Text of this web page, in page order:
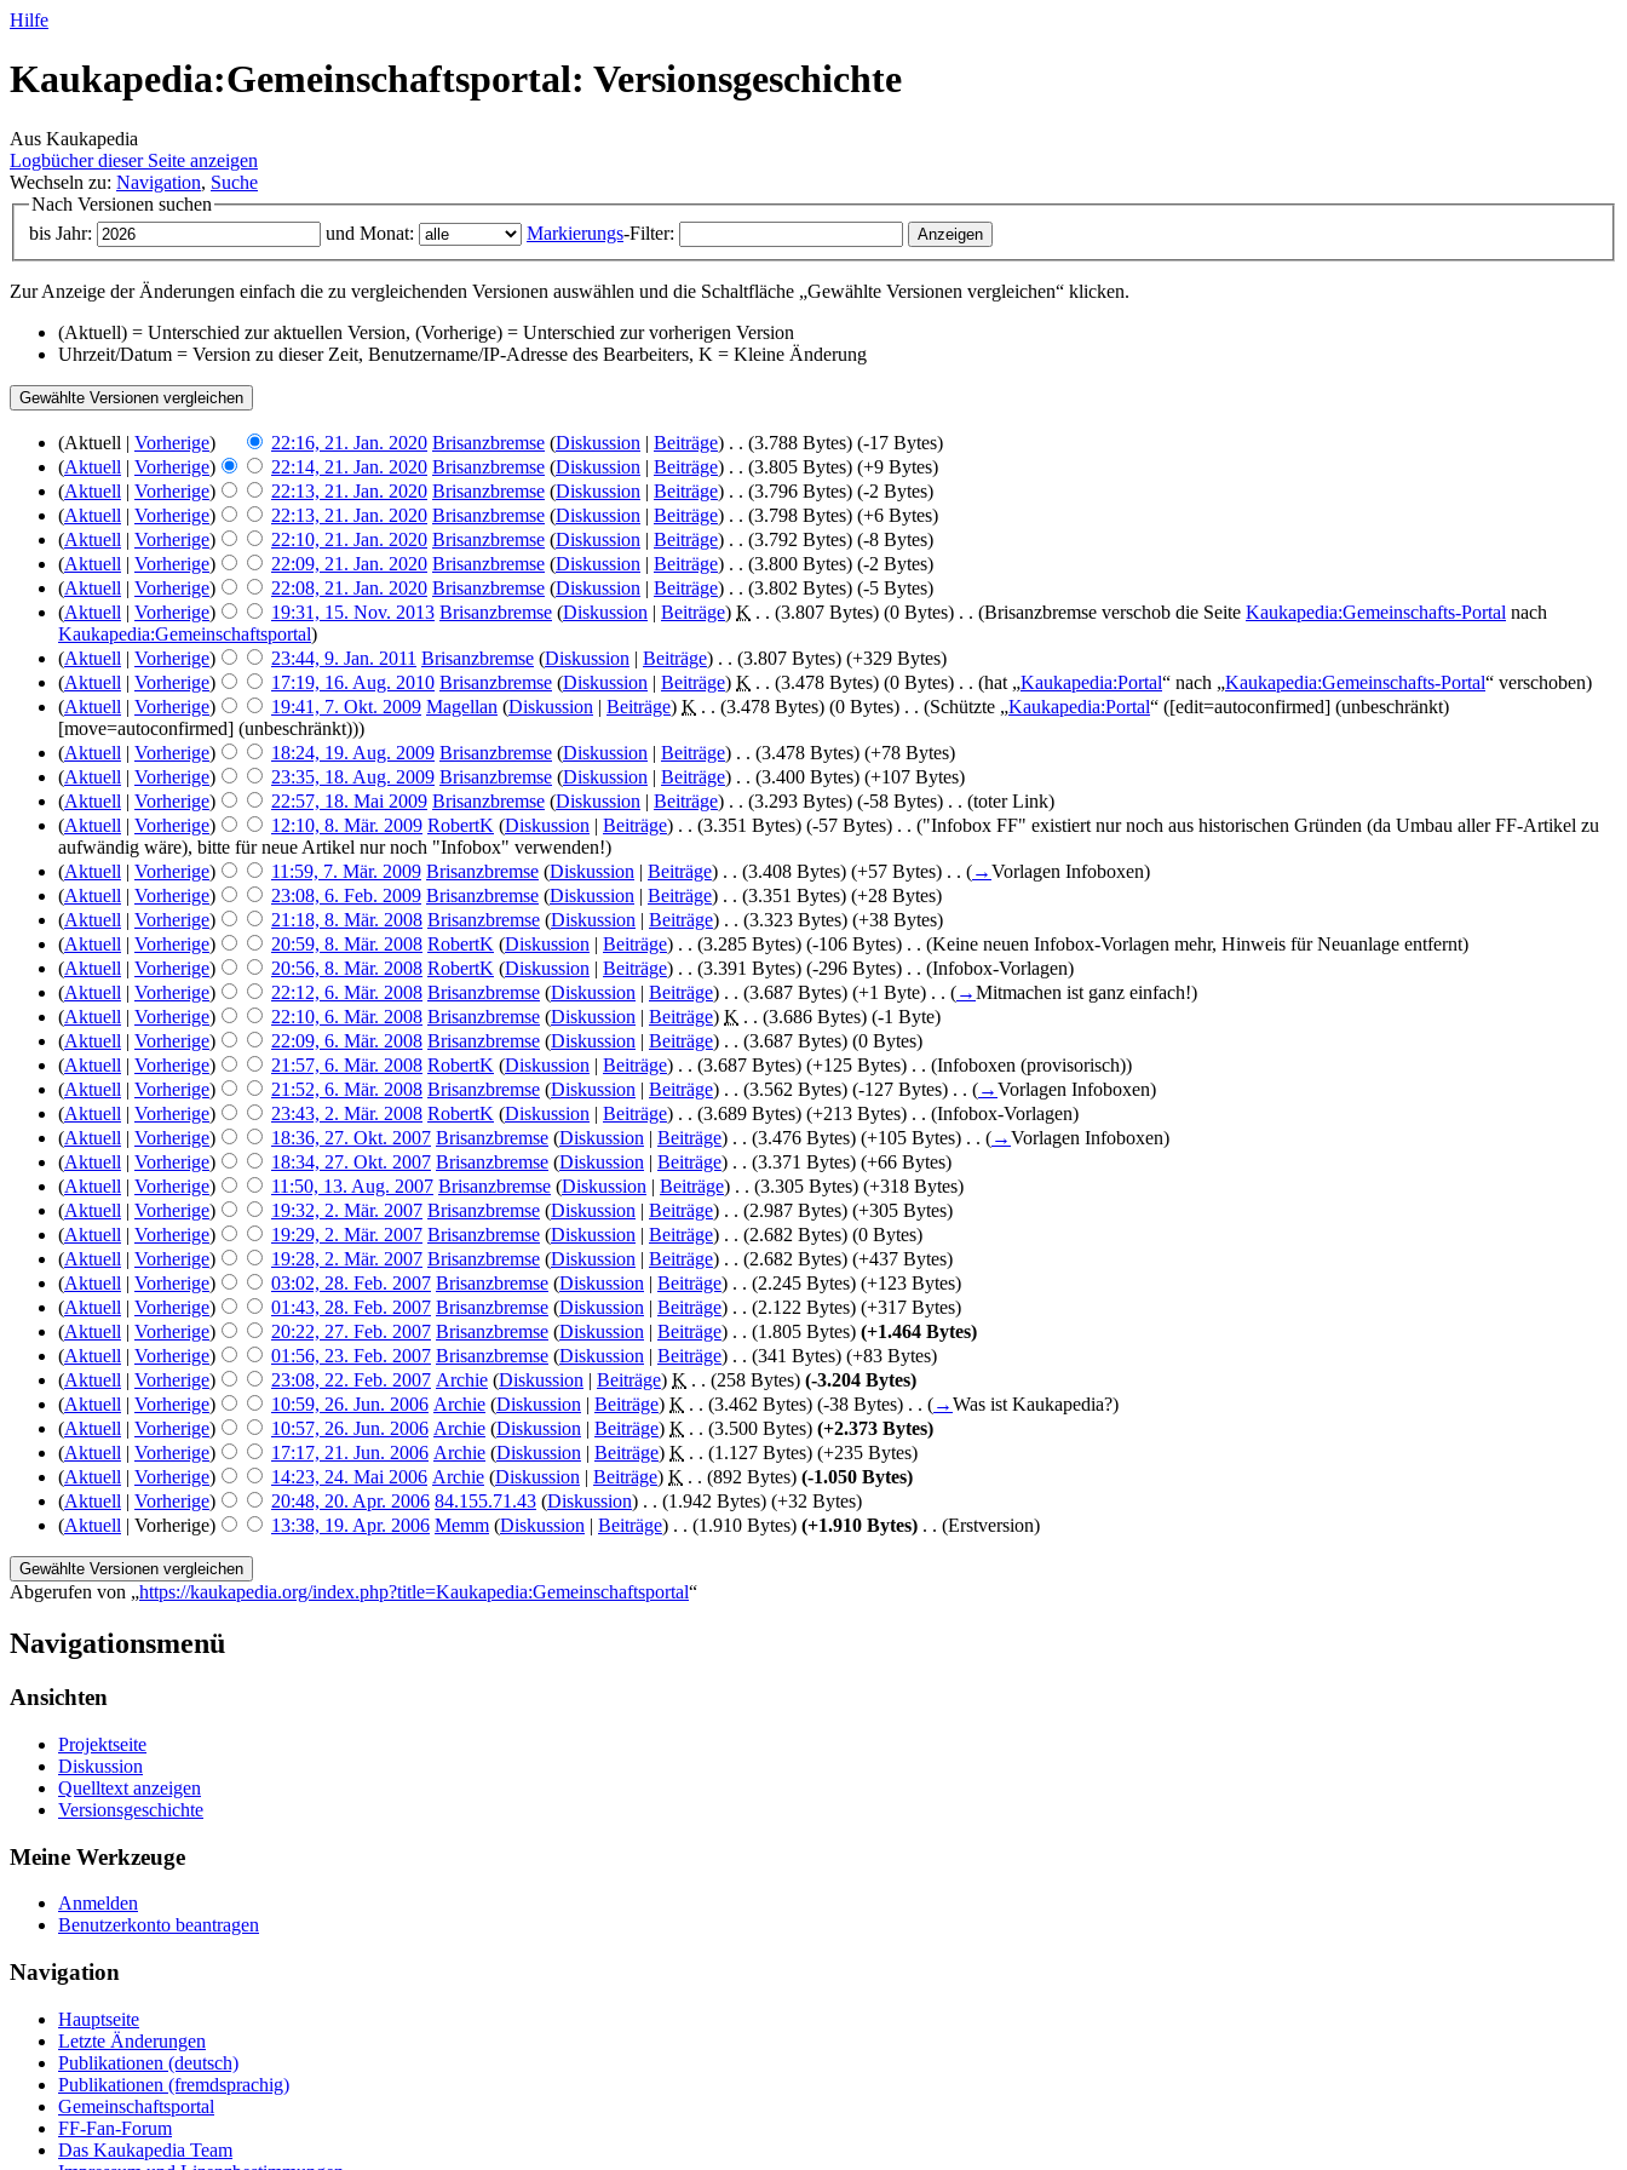
Hilfe
Kaukapedia:Gemeinschaftsportal: Versionsgeschichte
Aus Kaukapedia
Logbücher dieser Seite anzeigen
Wechseln zu: Navigation, Suche
Nach Versionen suchen
bis Jahr:
und Monat: Markierungs-Filter:
Zur Anzeige der Änderungen einfach die zu vergleichenden Versionen auswählen und die Schaltfläche „Gewählte Versionen vergleichen“ klicken.
(Aktuell) = Unterschied zur aktuellen Version, (Vorherige) = Unterschied zur vorherigen Version
Uhrzeit/Datum = Version zu dieser Zeit, Benutzername/IP-Adresse des Bearbeiters, K = Kleine Änderung
(Aktuell | Vorherige) 22:16, 21. Jan. 2020 Brisanzbremse (Diskussion Beiträge) . . (3.788 Bytes) (-17 Bytes)
(Aktuell Vorherige) 22:14, 21. Jan. 2020 Brisanzbremse (Diskussion Beiträge) . . (3.805 Bytes) (+9 Bytes)
(Aktuell Vorherige) 22:13, 21. Jan. 2020 Brisanzbremse (Diskussion Beiträge) . . (3.796 Bytes) (-2 Bytes)
(Aktuell Vorherige) 22:13, 21. Jan. 2020 Brisanzbremse (Diskussion Beiträge) . . (3.798 Bytes) (+6 Bytes)
(Aktuell Vorherige) 22:10, 21. Jan. 2020 Brisanzbremse (Diskussion Beiträge) . . (3.792 Bytes) (-8 Bytes)
(Aktuell Vorherige) 22:09, 21. Jan. 2020 Brisanzbremse (Diskussion Beiträge) . . (3.800 Bytes) (-2 Bytes)
(Aktuell Vorherige) 22:08, 21. Jan. 2020 Brisanzbremse (Diskussion Beiträge) . . (3.802 Bytes) (-5 Bytes)
(Aktuell Vorherige) 19:31, 15. Nov. 2013 Brisanzbremse (Diskussion Beiträge) K . . (3.807 Bytes) (0 Bytes) . . (Brisanzbremse verschob die Seite Kaukapedia:Gemeinschafts-Portal nach
Kaukapedia:Gemeinschaftsportal)
(Aktuell Vorherige) 23:44, 9. Jan. 2011 Brisanzbremse (Diskussion Beiträge) . . (3.807 Bytes) (+329 Bytes)
(Aktuell Vorherige) 17:19, 16. Aug. 2010 Brisanzbremse (Diskussion Beiträge) K . . (3.478 Bytes) (0 Bytes) . . (hat „Kaukapedia:Portal“ nach „Kaukapedia:Gemeinschafts-Portal“ verschoben)
(Aktuell Vorherige) 19:41, 7. Okt. 2009 Magellan (Diskussion Beiträge) K . . (3.478 Bytes) (0 Bytes) . . (Schützte „Kaukapedia:Portal“ ([edit=autoconfirmed] (unbeschränkt)
[move=autoconfirmed] (unbeschränkt)))
(Aktuell Vorherige) 18:24, 19. Aug. 2009 Brisanzbremse (Diskussion Beiträge) . . (3.478 Bytes) (+78 Bytes)
(Aktuell Vorherige) 23:35, 18. Aug. 2009 Brisanzbremse (Diskussion Beiträge) . . (3.400 Bytes) (+107 Bytes)
(Aktuell Vorherige) 22:57, 18. Mai 2009 Brisanzbremse (Diskussion Beiträge) . . (3.293 Bytes) (-58 Bytes) . . (toter Link)
(Aktuell Vorherige) 12:10, 8. Mär. 2009 RobertK (Diskussion Beiträge) . . (3.351 Bytes) (-57 Bytes) . . ("Infobox FF" existiert nur noch aus historischen Gründen (da Umbau aller FF-Artikel zu
aufwändig wäre), bitte für neue Artikel nur noch "Infobox" verwenden!)
(Aktuell Vorherige) 11:59, 7. Mär. 2009 Brisanzbremse (Diskussion Beiträge) . . (3.408 Bytes) (+57 Bytes) . . (→Vorlagen Infoboxen)
(Aktuell Vorherige) 23:08, 6. Feb. 2009 Brisanzbremse (Diskussion Beiträge) . . (3.351 Bytes) (+28 Bytes)
(Aktuell Vorherige) 21:18, 8. Mär. 2008 Brisanzbremse (Diskussion Beiträge) . . (3.323 Bytes) (+38 Bytes)
(Aktuell Vorherige) 20:59, 8. Mär. 2008 RobertK (Diskussion Beiträge) . . (3.285 Bytes) (-106 Bytes) . . (Keine neuen Infobox-Vorlagen mehr, Hinweis für Neuanlage entfernt)
(Aktuell Vorherige) 20:56, 8. Mär. 2008 RobertK (Diskussion Beiträge) . . (3.391 Bytes) (-296 Bytes) . . (Infobox-Vorlagen)
(Aktuell Vorherige) 22:12, 6. Mär. 2008 Brisanzbremse (Diskussion Beiträge) . . (3.687 Bytes) (+1 Byte) . . (→Mitmachen ist ganz einfach!)
(Aktuell Vorherige) 22:10, 6. Mär. 2008 Brisanzbremse (Diskussion Beiträge) K . . (3.686 Bytes) (-1 Byte)
(Aktuell Vorherige) 22:09, 6. Mär. 2008 Brisanzbremse (Diskussion Beiträge) . . (3.687 Bytes) (0 Bytes)
(Aktuell Vorherige) 21:57, 6. Mär. 2008 RobertK (Diskussion Beiträge) . . (3.687 Bytes) (+125 Bytes) . . (Infoboxen (provisorisch))
(Aktuell Vorherige) 21:52, 6. Mär. 2008 Brisanzbremse (Diskussion Beiträge) . . (3.562 Bytes) (-127 Bytes) . . (→Vorlagen Infoboxen)
(Aktuell Vorherige) 23:43, 2. Mär. 2008 RobertK (Diskussion Beiträge) . . (3.689 Bytes) (+213 Bytes) . . (Infobox-Vorlagen)
(Aktuell Vorherige) 18:36, 27. Okt. 2007 Brisanzbremse (Diskussion Beiträge) . . (3.476 Bytes) (+105 Bytes) . . (→Vorlagen Infoboxen)
(Aktuell Vorherige) 18:34, 27. Okt. 2007 Brisanzbremse (Diskussion Beiträge) . . (3.371 Bytes) (+66 Bytes)
(Aktuell Vorherige) 11:50, 13. Aug. 2007 Brisanzbremse (Diskussion Beiträge) . . (3.305 Bytes) (+318 Bytes)
(Aktuell Vorherige) 19:32, 2. Mär. 2007 Brisanzbremse (Diskussion Beiträge) . . (2.987 Bytes) (+305 Bytes)
(Aktuell Vorherige) 19:29, 2. Mär. 2007 Brisanzbremse (Diskussion Beiträge) . . (2.682 Bytes) (0 Bytes)
(Aktuell Vorherige) 19:28, 2. Mär. 2007 Brisanzbremse (Diskussion Beiträge) . . (2.682 Bytes) (+437 Bytes)
(Aktuell Vorherige) 03:02, 28. Feb. 2007 Brisanzbremse (Diskussion Beiträge) . . (2.245 Bytes) (+123 Bytes)
(Aktuell Vorherige) 01:43, 28. Feb. 2007 Brisanzbremse (Diskussion Beiträge) . . (2.122 Bytes) (+317 Bytes)
(Aktuell Vorherige) 20:22, 27. Feb. 2007 Brisanzbremse (Diskussion Beiträge) . . (1.805 Bytes) (+1.464 Bytes)
(Aktuell Vorherige) 01:56, 23. Feb. 2007 Brisanzbremse (Diskussion Beiträge) . . (341 Bytes) (+83 Bytes)
(Aktuell Vorherige) 23:08, 22. Feb. 2007 Archie (Diskussion Beiträge) K . . (258 Bytes) (-3.204 Bytes)
(Aktuell Vorherige) 10:59, 26. Jun. 2006 Archie (Diskussion Beiträge) K . . (3.462 Bytes) (-38 Bytes) . . (→Was ist Kaukapedia?)
(Aktuell Vorherige) 10:57, 26. Jun. 2006 Archie (Diskussion Beiträge) K . . (3.500 Bytes) (+2.373 Bytes)
(Aktuell Vorherige) 17:17, 21. Jun. 2006 Archie (Diskussion Beiträge) K . . (1.127 Bytes) (+235 Bytes)
(Aktuell Vorherige) 14:23, 24. Mai 2006 Archie (Diskussion Beiträge) K . . (892 Bytes) (-1.050 Bytes)
(Aktuell Vorherige) 20:48, 20. Apr. 2006 84.155.71.43 (Diskussion) . . (1.942 Bytes) (+32 Bytes)
(Aktuell | Vorherige) 13:38, 19. Apr. 2006 Memm (Diskussion Beiträge) . . (1.910 Bytes) (+1.910 Bytes) . . (Erstversion)
Abgerufen von „https://kaukapedia.org/index.php?title=Kaukapedia:Gemeinschaftsportal“
Navigationsmenü
Ansichten
Projektseite
Diskussion
Quelltext anzeigen
Versionsgeschichte
Meine Werkzeuge
Anmelden
Benutzerkonto beantragen
Navigation
Hauptseite
Letzte Änderungen
Publikationen (deutsch)
Publikationen (fremdsprachig)
Gemeinschaftsportal
FF-Fan-Forum
Das Kaukapedia Team